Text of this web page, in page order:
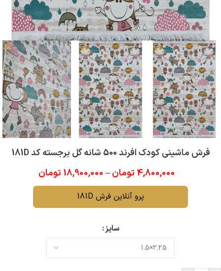
فرش ماشینی کودک افرند 500 شانه گل برجسته کد 181D
4,800,000 تومان–
18,900,000 تومان
پرو آنلاین فرش 181D
سایز